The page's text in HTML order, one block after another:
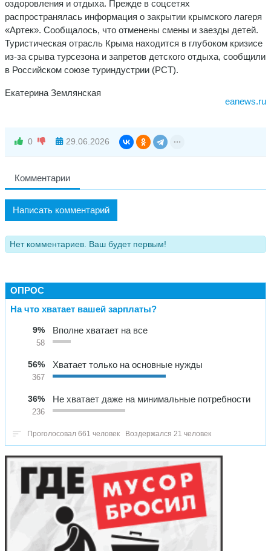
оздоровления и отдыха. Прежде в соцсетях
распространялась информация о закрытии крымского лагеря
«Артек». Сообщалось, что отменены смены и заезды детей.
Туристическая отрасль Крыма находится в глубоком кризисе
из-за срыва турсезона и запретов детского отдыха, сообщили
в Российском союзе туриндустрии (РСТ).
Екатерина Землянская
eanews.ru
0 29.06.2026
Комментарии
Написать комментарий
Нет комментариев. Ваш будет первым!
ОПРОС
На что хватает вашей зарплаты?
9%
58
Вполне хватает на все
56%
367
Хватает только на основные нужды
36%
236
Не хватает даже на минимальные потребности
Проголосовал 661 человек Воздержался 21 человек